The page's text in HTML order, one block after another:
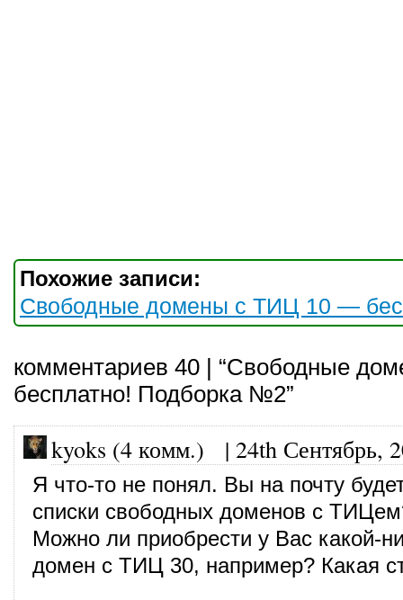
Похожие записи:
Свободные домены с ТИЦ 10 —
комментариев 40 | “Свободные
бесплатно! Подборка №2”
kyoks (4 комм.) | 24th Сентябрь,
Я что-то не понял. Вы на почту
списки свободных доменов с
Можно ли приобрести у Вас какой-
домен с ТИЦ 30, например? Какая